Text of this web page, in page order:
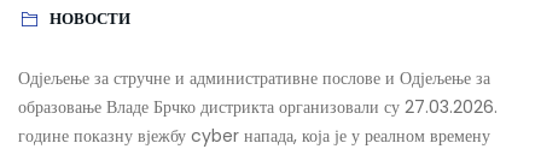
НОВОСТИ
Одјељење за стручне и административне послове и Одјељење за
образовање Владе Брчко дистрикта организовали су 27.03.2026.
године показну вјежбу cyber напада, која је у реалном времену